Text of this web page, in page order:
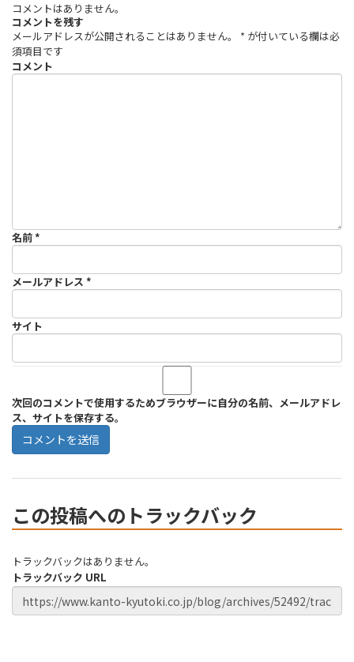
コメントはありません。
コメントを残す
メールアドレスが公開されることはありません。
* が付いている欄は必
須項目です
コメント
名前*
メールアドレス *
サイト
次回のコメントで使用するためブラウザーに自分の名前、メールアドレ
ス、サイトを保存する。
この投稿へのトラックバック
トラックバックはありません。
トラックバック URL